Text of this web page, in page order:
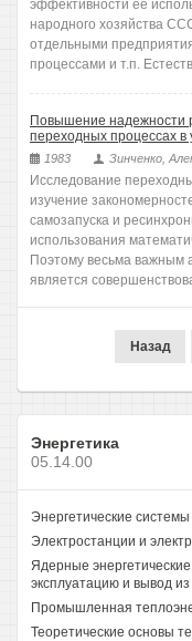
эффективности ее
народного хозяйства
отдельными
процессами и т.п.
Повышение надежности
переходных процессах в
1983 Зинченко,
Исследование
изучение
самозапуска и
использования
Поэтому весьма важным
является
Назад
Энергетика
05.14.00
Энергетические
Электростанции и
Ядерные
эксплуатацию и вывод из
Промышленная
Теоретические основы